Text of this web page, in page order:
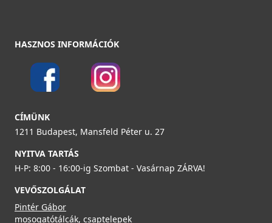
ELLECI - Csaptelep Trail matt fekete
MOKTRABK
89 990 Ft
ELLECI - Csaptelep Club matt fekete - Kifutó termék!
MOKCLUBK
Elleci ATH093BK Vágódeszka HPL - Fekete
HASZNOS INFORMÁCIÓK
CÍMÜNK
1211 Budapest, Mansfeld Péter u. 27
NYITVA TARTÁS
H-P: 8:00 - 16:00-ig Szombat - Vasárnap ZÁRVA!
VEVŐSZOLGÁLAT
Pintér Gábor
mosogatótálcák, csaptelepek